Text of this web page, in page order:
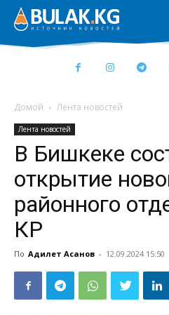
Домой Лента новостей
Лента новостей
В Бишкеке
открытие
районного
КР
По Адилет Асанов - 12.09.2024 15:50